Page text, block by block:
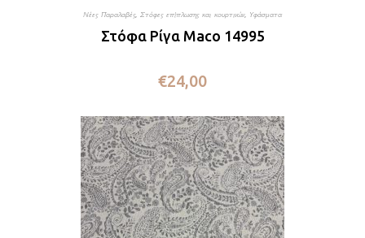
Νέες Παραλαβές, Στόφες επίπλωσης και κουρτινών, Υφάσματα
Στόφα Ρίγα Maco 14995
€24,00